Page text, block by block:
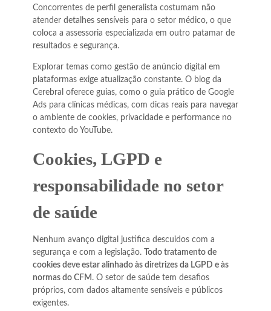
Concorrentes de perfil generalista costumam não
atender detalhes sensíveis para o setor médico, o que
coloca a assessoria especializada em outro patamar de
resultados e segurança.
Explorar temas como gestão de anúncio digital em
plataformas exige atualização constante. O blog da
Cerebral oferece guias, como o guia prático de Google
Ads para clínicas médicas, com dicas reais para navegar
o ambiente de cookies, privacidade e performance no
contexto do YouTube.
Cookies, LGPD e
responsabilidade no setor
de saúde
Nenhum avanço digital justifica descuidos com a
segurança e com a legislação.
Todo tratamento de
cookies deve estar alinhado às diretrizes da LGPD e às
normas do CFM . O setor de saúde tem desafios
próprios, com dados altamente sensíveis e públicos
exigentes.